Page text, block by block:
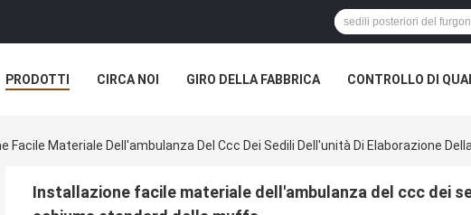
PRODOTTI CIRCA NOI GIRO DELLA FABBRICA CONTROLLO DI
Facile Materiale Dell'ambulanza Del Ccc Dei Sedili Dell'unità Di Elaborazione
Installazione facile materiale dell'ambulanza del ccc dei